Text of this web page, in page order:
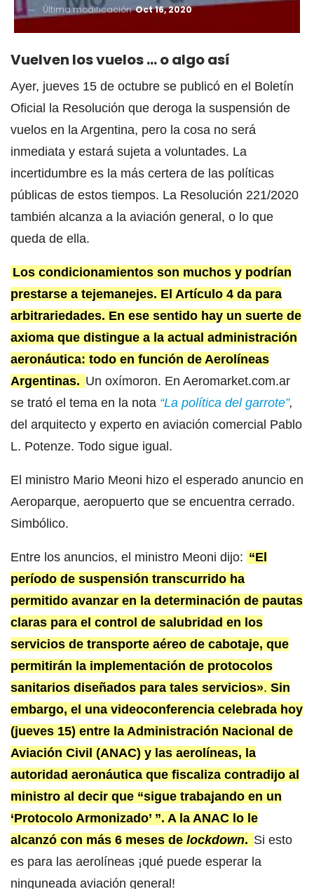
Última modificaciónOct 16, 2020
Vuelven los vuelos … o algo así
Ayer, jueves 15 de octubre se publicó en el Boletín
Oficial la Resolución que deroga la suspensión de
vuelos en la Argentina, pero la cosa no será
inmediata y estará sujeta a voluntades. La
incertidumbre es la más certera de las políticas
públicas de estos tiempos. La Resolución 221/2020
también alcanza a la aviación general, o lo que
queda de ella.
Los condicionamientos son muchos y podrían
prestarse a tejemanejes. El Artículo 4 da para
arbitrariedades. En ese sentido hay un suerte de
axioma que distingue a la actual administración
aeronáutica: todo en función de Aerolíneas
Argentinas. Un oxímoron. En Aeromarket.com.ar
se trató el tema en la nota “La política del garrote”,
del arquitecto y experto en aviación comercial Pablo
L. Potenze. Todo sigue igual.
El ministro Mario Meoni hizo el esperado anuncio en
Aeroparque, aeropuerto que se encuentra cerrado.
Simbólico.
Entre los anuncios, el ministro Meoni dijo: “El
período de suspensión transcurrido ha
permitido avanzar en la determinación de pautas
claras para el control de salubridad en los
servicios de transporte aéreo de cabotaje, que
permitirán la implementación de protocolos
sanitarios diseñados para tales servicios». Sin
embargo, el una videoconferencia celebrada hoy
(jueves 15) entre la Administración Nacional de
Aviación Civil (ANAC) y las aerolíneas, la
autoridad aeronáutica que fiscaliza contradijo al
ministro al decir que “sigue trabajando en un
‘Protocolo Armonizado’ ”. A la ANAC lo le
alcanzó con más 6 meses de lockdown. Si esto
es para las aerolíneas ¡qué puede esperar la
ninguneada aviación general!